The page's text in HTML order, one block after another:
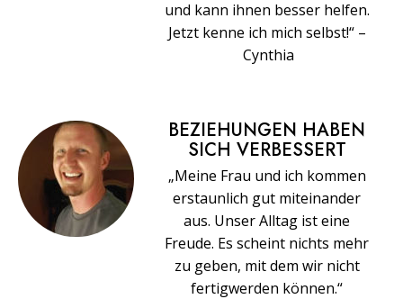
und kann ihnen besser helfen.
Jetzt kenne ich mich selbst!“ –
Cynthia
BEZIEHUNGEN HABEN
SICH VERBESSERT
„Meine Frau und ich kommen
erstaunlich gut miteinander
aus. Unser Alltag ist eine
Freude. Es scheint nichts mehr
zu geben, mit dem wir nicht
fertigwerden können.“